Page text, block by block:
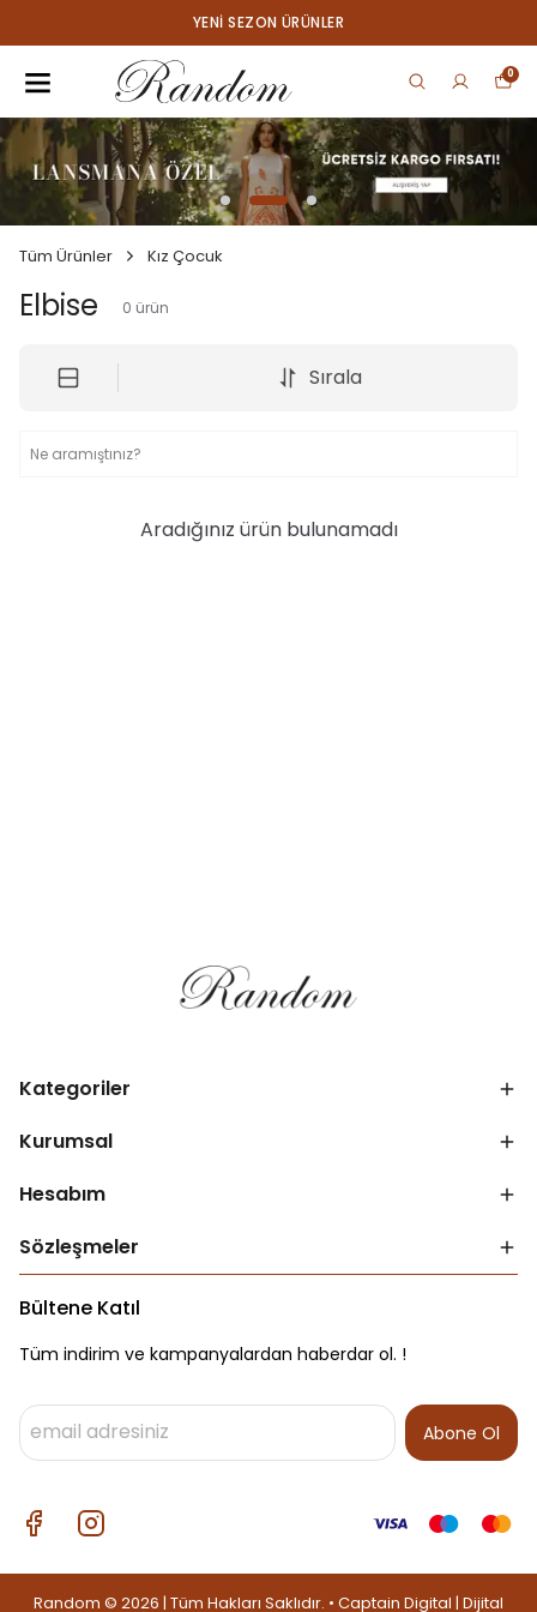
YENI SEZON ÜRÜNLER
0
Tüm Ürünler Kız Çocuk
Elbise 0 ürün
Sırala
Aradığınız ürün bulunamadı
Kategoriler
Kurumsal
Hesabım
Sözleşmeler
Bültene Katıl
Tüm indirim ve kampanyalardan haberdar ol. !
Abone Ol
Random © 2026 | Tüm Hakları Saklıdır. • Captain Digital | Dijital